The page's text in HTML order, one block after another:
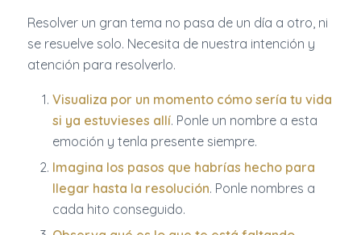
Resolver un gran tema no pasa de un día a otro, ni
se resuelve solo. Necesita de nuestra intención y
atención para resolverlo.
Visualiza por un momento cómo sería tu vida
si ya estuvieses allí. Ponle un nombre a esta
emoción y tenla presente siempre.
Imagina los pasos que habrías hecho para
llegar hasta la resolución. Ponle nombres a
cada hito conseguido.